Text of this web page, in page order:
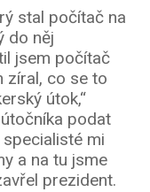
stal počítač na
do něj
jsem počítač
zíral, co se to
útok,“
podat
mi
a na tu jsme
prezident.